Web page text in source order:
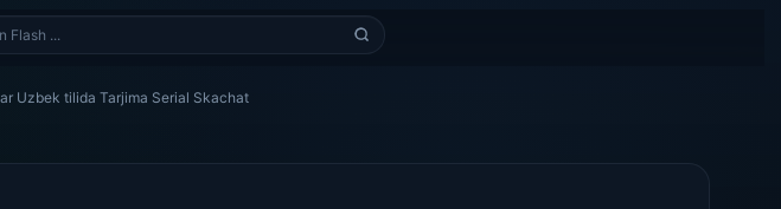
Uzbek tilida Tarjima Serial Skachat